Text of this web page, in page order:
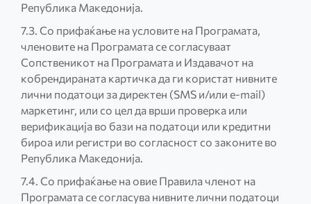
Република Македонија.
7.3. Со прифаќање на условите на Програмата,
членовите на Програмата се согласуваат
Сопственикот на Програмата и Издавачот на
кобрендираната картичка да ги користат нивните
лични податоци за директен (SMS и/или е-mail)
маркетинг, или со цел да врши проверка или
верификација во бази на податоци или кредитни
бироа или регистри во согласност со законите во
Република Македонија.
7.4. Со прифаќање на овие Правила членот на
Програмата се согласува нивните лични податоци